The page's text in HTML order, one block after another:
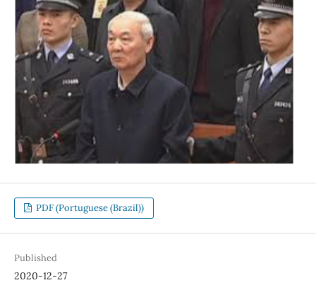
PDF (Portuguese (Brazil))
Published
2020-12-27